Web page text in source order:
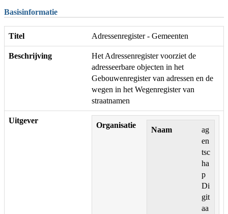
Basisinformatie
Titel Adressenregister - Gemeenten
Beschrijving
Het Adressenregister voorziet de
adresseerbare objecten in het
Gebouwenregister van adressen en de
wegen in het Wegenregister van
straatnamen
Uitgever
Organisatie
Naam
ag
en
tsc
ha
p
Di
git
aa